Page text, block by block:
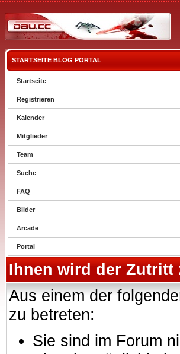
STARTSEITE BLOG PORTAL
Startseite
Registrieren
Kalender
Mitglieder
Team
Suche
FAQ
Bilder
Arcade
Portal
Ihnen wird der Zutritt
Aus einem der
zu betreten:
Sie sind im Forum